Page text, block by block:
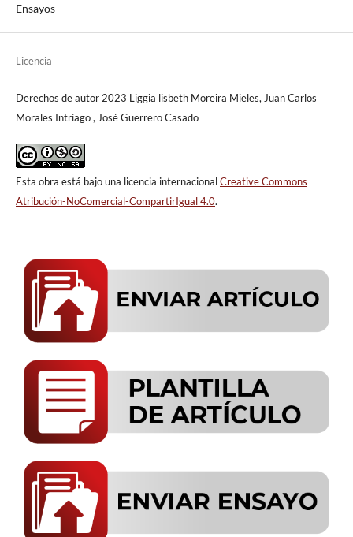
Ensayos
Licencia
Derechos de autor 2023 Liggia lisbeth Moreira Mieles, Juan Carlos
Morales Intriago , José Guerrero Casado
Esta obra está bajo una licencia internacionalCreative Commons
Atribución-NoComercial-CompartirIgual 4.0.